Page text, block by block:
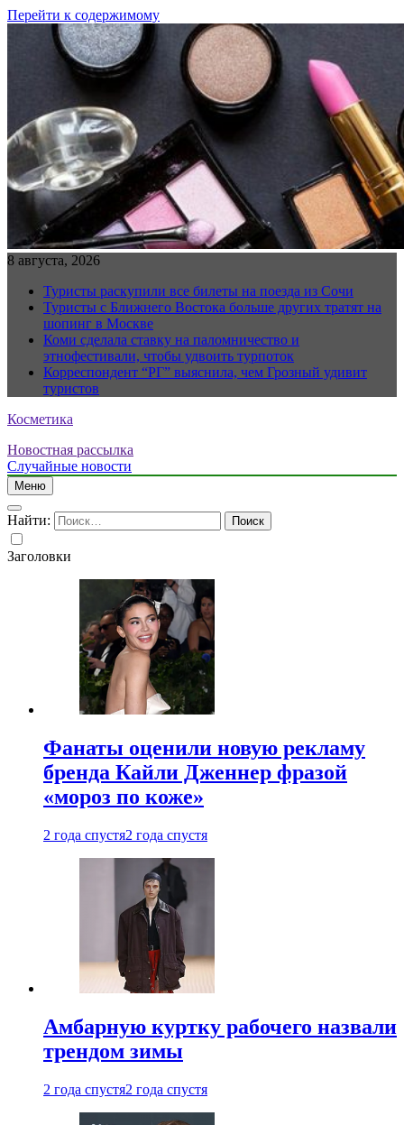
Перейти к содержимому
8 августа, 2026
Туристы раскупили все билеты на поезда из Сочи
Туристы с Ближнего Востока больше других тратят на
шопинг в Москве
Коми сделала ставку на паломничество и
этнофестивали, чтобы удвоить турпоток
Корреспондент “РГ” выяснила, чем Грозный удивит
туристов
Косметика
Новостная рассылка
Случайные новости
Меню
Найти:
Заголовки
Фанаты оценили новую рекламу
бренда Кайли Дженнер фразой
«мороз по коже»
2 года спустя2 года спустя
Амбарную куртку рабочего назвали
трендом зимы
2 года спустя2 года спустя